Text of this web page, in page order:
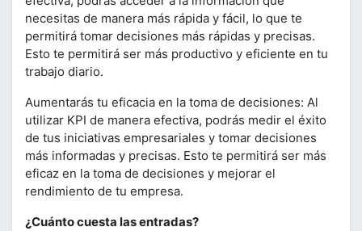
necesitas de manera más rápida y fácil, lo que te
permitirá tomar decisiones más rápidas y precisas.
Esto te permitirá ser más productivo y eficiente en tu
trabajo diario.
Aumentarás tu eficacia en la toma de decisiones: Al
utilizar KPI de manera efectiva, podrás medir el éxito
de tus iniciativas empresariales y tomar decisiones
más informadas y precisas. Esto te permitirá ser más
eficaz en la toma de decisiones y mejorar el
rendimiento de tu empresa.
¿Cuánto cuesta las entradas?